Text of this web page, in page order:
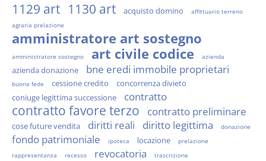
1129 art 1130 art acquisto domino
affittuario terreno
agraria prelazione
amministratore art sostegno
amministratore sostegno art civile codice azienda
azienda donazione bne eredi immobile proprietari
buona fede cessione credito
concorrenza divieto
coniuge legittima successione
contratto
contratto favore terzo contratto preliminare
cose future vendita diritti reali diritto legittima donazione
fondo patrimoniale ipoteca locazione
prelazione
rappresentanza
recesso revocatoria trascrizione